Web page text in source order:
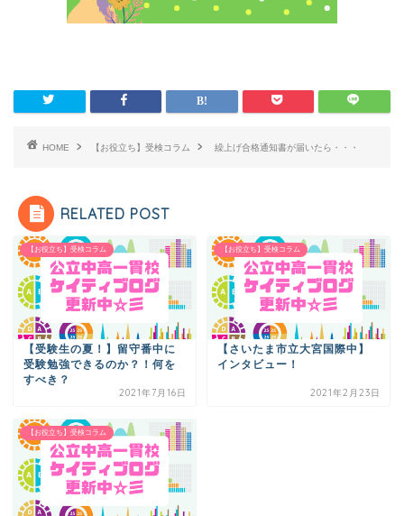
HOME 【お役立ち】受検コラム 繰上げ合格通知書が届いたら・・・
RELATED POST
【お役立ち】受検コラム
【受験生の夏！】留守番中に
受験勉強できるのか？！何を
すべき？
2021年7月16日
【お役立ち】受検コラム
【さいたま市立大宮国際中】
インタビュー！
2021年2月23日
【お役立ち】受検コラム